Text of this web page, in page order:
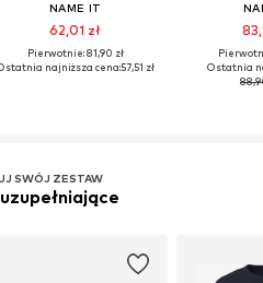
NAME IT
62,01 zł
Pierwotnie: 81,90 zł
najniższa cena:57,51 zł
Ostatnia
SWÓJ ZESTAW